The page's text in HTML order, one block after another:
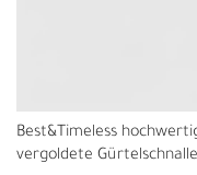
Best&Timeless
vergoldete